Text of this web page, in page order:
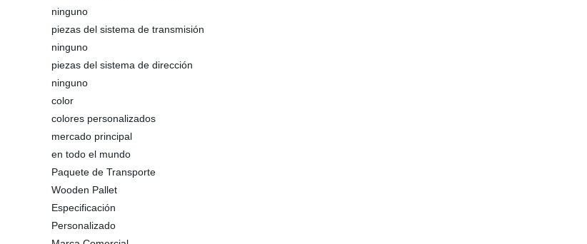
ninguno
piezas del sistema de transmisión
ninguno
piezas del sistema de dirección
ninguno
color
colores personalizados
mercado principal
en todo el mundo
Paquete de Transporte
Wooden Pallet
Especificación
Personalizado